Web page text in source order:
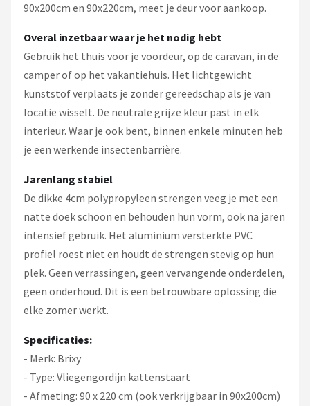
90x200cm en 90x220cm, meet je deur voor aankoop.
Overal inzetbaar waar je het nodig hebt
Gebruik het thuis voor je voordeur, op de caravan, in de
camper of op het vakantiehuis. Het lichtgewicht
kunststof verplaats je zonder gereedschap als je van
locatie wisselt. De neutrale grijze kleur past in elk
interieur. Waar je ook bent, binnen enkele minuten heb
je een werkende insectenbarrière.
Jarenlang stabiel
De dikke 4cm polypropyleen strengen veeg je met een
natte doek schoon en behouden hun vorm, ook na jaren
intensief gebruik. Het aluminium versterkte PVC
profiel roest niet en houdt de strengen stevig op hun
plek. Geen verrassingen, geen vervangende onderdelen,
geen onderhoud. Dit is een betrouwbare oplossing die
elke zomer werkt.
Specificaties:
- Merk: Brixy
- Type: Vliegengordijn kattenstaart
- Afmeting: 90 x 220 cm (ook verkrijgbaar in 90x200cm)